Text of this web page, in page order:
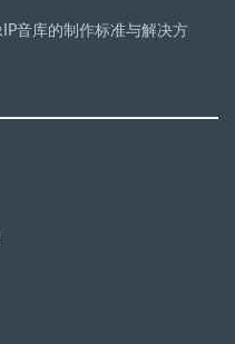
音库的制作标准与解决方